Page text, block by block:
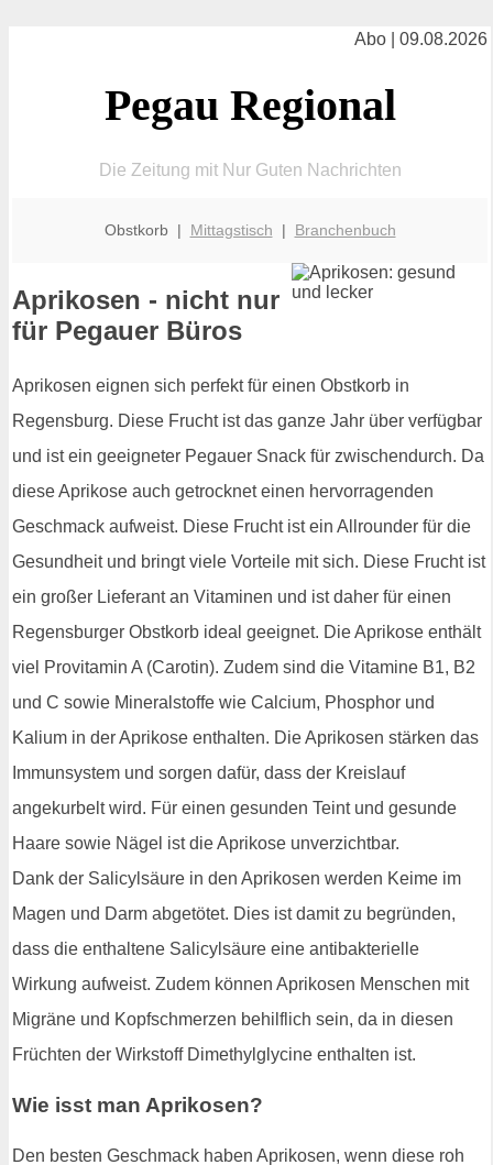
Abo | 09.08.2026
Pegau Regional
Die Zeitung mit Nur Guten Nachrichten
Obstkorb | Mittagstisch | Branchenbuch
Aprikosen - nicht nur
für Pegauer Büros
Aprikosen eignen sich perfekt für einen Obstkorb in
Regensburg. Diese Frucht ist das ganze Jahr über verfügbar
und ist ein geeigneter Pegauer Snack für zwischendurch. Da
diese Aprikose auch getrocknet einen hervorragenden
Geschmack aufweist. Diese Frucht ist ein Allrounder für die
Gesundheit und bringt viele Vorteile mit sich. Diese Frucht ist
ein großer Lieferant an Vitaminen und ist daher für einen
Regensburger Obstkorb ideal geeignet. Die Aprikose enthält
viel Provitamin A (Carotin). Zudem sind die Vitamine B1, B2
und C sowie Mineralstoffe wie Calcium, Phosphor und
Kalium in der Aprikose enthalten. Die Aprikosen stärken das
Immunsystem und sorgen dafür, dass der Kreislauf
angekurbelt wird. Für einen gesunden Teint und gesunde
Haare sowie Nägel ist die Aprikose unverzichtbar.
Dank der Salicylsäure in den Aprikosen werden Keime im
Magen und Darm abgetötet. Dies ist damit zu begründen,
dass die enthaltene Salicylsäure eine antibakterielle
Wirkung aufweist. Zudem können Aprikosen Menschen mit
Migräne und Kopfschmerzen behilflich sein, da in diesen
Früchten der Wirkstoff Dimethylglycine enthalten ist.
Wie isst man Aprikosen?
Den besten Geschmack haben Aprikosen, wenn diese roh